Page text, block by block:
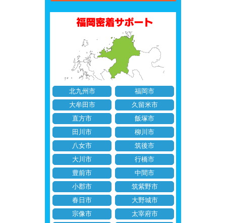
北九州市
福岡市
大牟田市
久留米市
直方市
飯塚市
田川市
柳川市
八女市
筑後市
大川市
行橋市
豊前市
中間市
小郡市
筑紫野市
春日市
大野城市
宗像市
太宰府市